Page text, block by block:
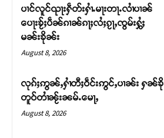
ပၢင်လူင်ၺႃးႁဵတ်းႁၢႆႉမႃးတႃႉလၢႆပၢၼ် ​​
ပေႃးၶႂ်ႈပဵၼ်ၵၢၼ်ၵႃႈလႆႈၵႂႃႇၸွမ်းႁွႆႈ
မၼ်းၶိုၼ်း
August 8, 2026
လုၵ်ႈဢွၼ်ႇႁၢႆတီႈဝဵင်းဢွင်ႇပၢၼ်း ႁၼ်
တူဝ်တၢႆၼႂ်းၼမ်ႉမေႃႇ
August 8, 2026